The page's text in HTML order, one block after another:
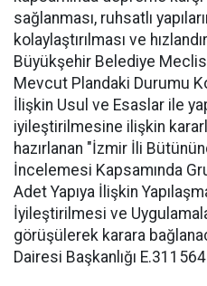
sağlanması, ruhsatlı
kolaylaştırılması ve
Büyükşehir Belediye
Mevcut Plandaki Durumu
İlişkin Usul ve Esaslar ile
iyileştirilmesine ilişkin
hazırlanan "İzmir İli
İncelemesi Kapsamında
Adet Yapıya İlişkin
İyileştirilmesi ve
görüşülerek karara
Dairesi Başkanlığı